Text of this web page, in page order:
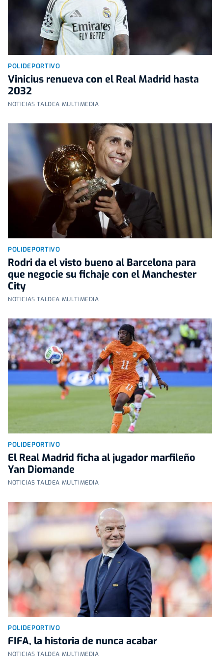
POLIDEPORTIVO
Vinicius renueva con el Real Madrid hasta
2032
NOTICIAS TALDEA MULTIMEDIA
POLIDEPORTIVO
Rodri da el visto bueno al Barcelona para
que negocie su fichaje con el Manchester
City
NOTICIAS TALDEA MULTIMEDIA
POLIDEPORTIVO
El Real Madrid ficha al jugador marfileño
Yan Diomande
NOTICIAS TALDEA MULTIMEDIA
POLIDEPORTIVO
FIFA, la historia de nunca acabar
NOTICIAS TALDEA MULTIMEDIA